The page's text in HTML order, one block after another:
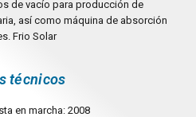
de vacío para producción de
así como máquina de absorción
Frio Solar
técnicos
en marcha: 2008